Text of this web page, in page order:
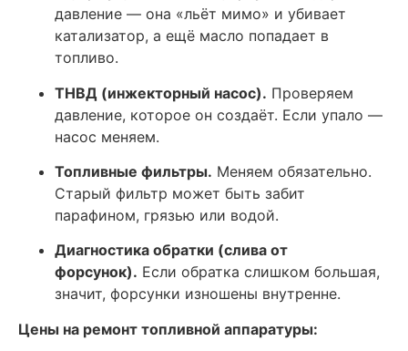
давление — она «льёт мимо» и убивает
катализатор, а ещё масло попадает в
топливо.
ТНВД (инжекторный насос). Проверяем
давление, которое он создаёт. Если упало —
насос меняем.
Топливные фильтры. Меняем обязательно.
Старый фильтр может быть забит
парафином, грязью или водой.
Диагностика обратки (слива от
форсунок). Если обратка слишком большая,
значит, форсунки изношены внутренне.
Цены на ремонт топливной аппаратуры: